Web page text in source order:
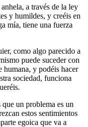
a través de la ley
y humildes, y creéis en
mía, tiene una fuerza
como algo parecido a
puede suceder con
humana, y podéis hacer
sociedad, funciona
un problema es un
estos sentimientos
egoica que va a